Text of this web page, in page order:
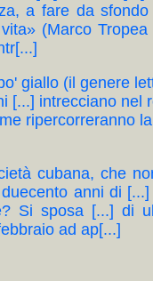
a fare da
(Marco
giallo (il genere
[...] intrecciano nel
ripercorreranno
cubana, che
anni di
Si sposa [...] di
ad ap[...]